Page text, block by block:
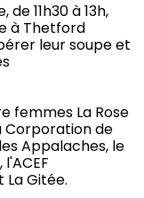
11h30 à 13h,
à Thetford
leur soupe et
femmes La Rose
Corporation de
Appalaches, le
Gitée.